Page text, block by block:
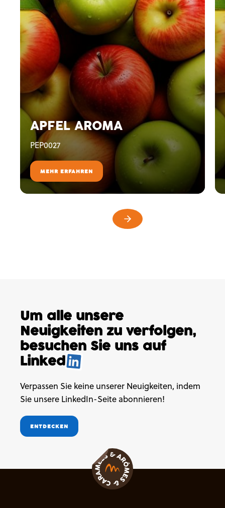
APFEL AROMA
PEP0027
MEHR ERFAHREN
Um alle unsere
Neuigkeiten zu verfolgen,
besuchen Sie uns auf
Linked.
Verpassen Sie keine unserer Neuigkeiten, indem
Sie unsere LinkedIn-Seite abonnieren!
ENTDECKEN